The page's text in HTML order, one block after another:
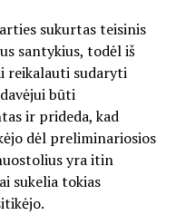
sukurtas teisinis
santykius, todėl iš
reikalauti sudaryti
būti
ir prideda, kad
dėl preliminariosios
yra itin
sukelia tokias